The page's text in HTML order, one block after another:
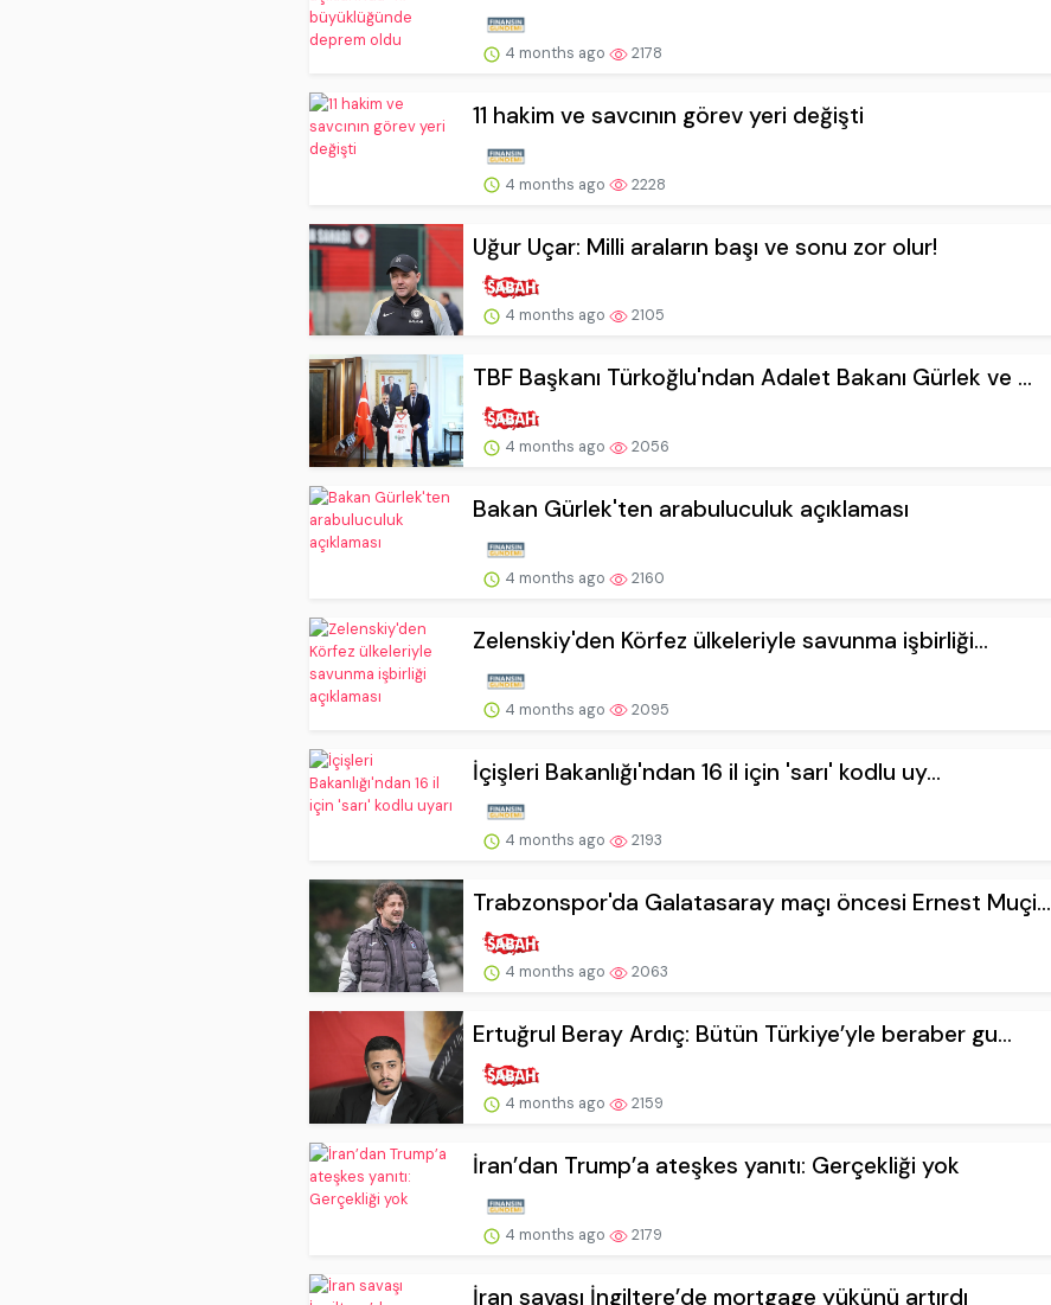
4 months ago 2178
11 hakim ve savcının görev yeri değişti
4 months ago 2228
Uğur Uçar: Milli araların başı ve sonu zor olur!
4 months ago 2105
TBF Başkanı Türkoğlu'ndan Adalet Bakanı Gürlek ve ...
4 months ago 2056
Bakan Gürlek'ten arabuluculuk açıklaması
4 months ago 2160
Zelenskiy'den Körfez ülkeleriyle savunma işbirliği...
4 months ago 2095
İçişleri Bakanlığı'ndan 16 il için 'sarı' kodlu uy...
4 months ago 2193
Trabzonspor'da Galatasaray maçı öncesi Ernest Muçi...
4 months ago 2063
Ertuğrul Beray Ardıç: Bütün Türkiye’yle beraber gu...
4 months ago 2159
İran’dan Trump’a ateşkes yanıtı: Gerçekliği yok
4 months ago 2179
İran savaşı İngiltere’de mortgage yükünü artırdı